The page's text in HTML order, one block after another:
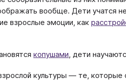
вообще. Дети учатся
взрослые эмоции, как
копушами, дети
культуры — те,